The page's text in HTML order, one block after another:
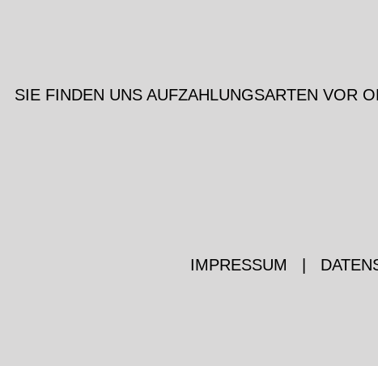
SIE FINDEN UNS AUFZAHLUNGSARTEN VOR
IMPRESSUM